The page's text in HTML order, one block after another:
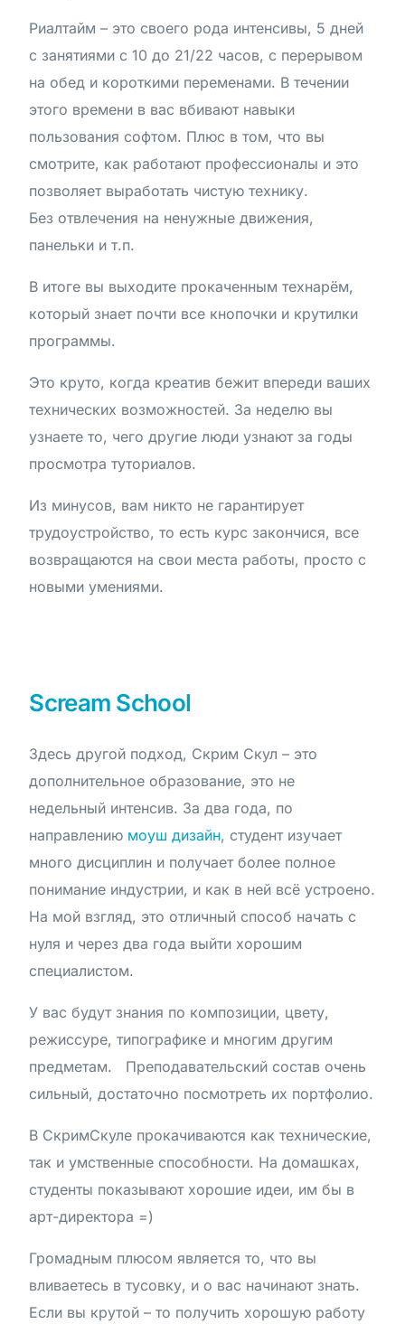
Риалтайм – это своего рода интенсивы, 5 дней
с занятиями с 10 до 21/22 часов, с перерывом
на обед и короткими переменами. В течении
этого времени в вас вбивают навыки
пользования софтом. Плюс в том, что вы
смотрите, как работают профессионалы и это
позволяет выработать чистую технику.
Без отвлечения на ненужные движения,
панельки и т.п.
В итоге вы выходите прокаченным технарём,
который знает почти все кнопочки и крутилки
программы.
Это круто, когда креатив бежит впереди ваших
технических возможностей. За неделю вы
узнаете то, чего другие люди узнают за годы
просмотра туториалов.
Из минусов, вам никто не гарантирует
трудоустройство, то есть курс закончися, все
возвращаются на свои места работы, просто с
новыми умениями.
Scream School
Здесь другой подход, Скрим Скул – это
дополнительное образование, это не
недельный интенсив. За два года, по
направлению моуш дизайн, студент изучает
много дисциплин и получает более полное
понимание индустрии, и как в ней всё устроено.
На мой взгляд, это отличный способ начать с
нуля и через два года выйти хорошим
специалистом.
У вас будут знания по композиции, цвету,
режиссуре, типографике и многим другим
предметам. Преподавательский состав очень
сильный, достаточно посмотреть их портфолио.
В СкримСкуле прокачиваются как технические,
так и умственные способности. На домашках,
студенты показывают хорошие идеи, им бы в
арт-директора =)
Громадным плюсом является то, что вы
вливаетесь в тусовку, и о вас начинают знать.
Если вы крутой – то получить хорошую работу